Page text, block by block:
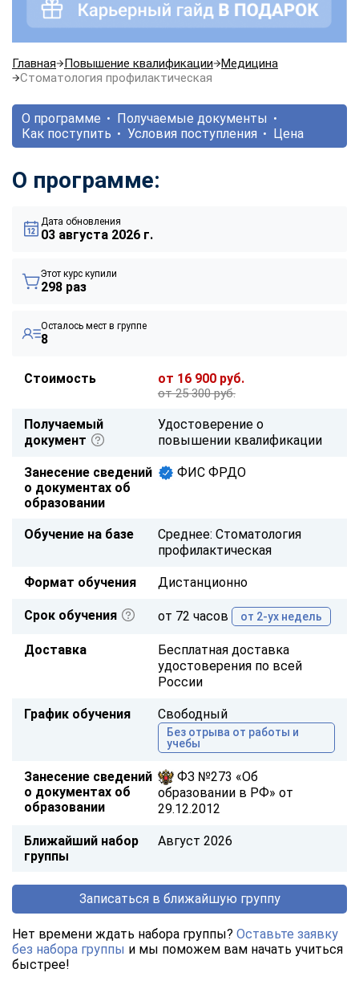
Главная Повышение квалификации
Медицина
Стоматология профилактическая
О программе
Получаемые документы
Как поступить
Условия поступления Цена
О программе:
Дата обновления
03 августа 2026 г.
Этот курс купили
298 раз
Осталось мест в группе
8
Стоимость от 16 900 руб.
от 25 300 руб.
Получаемый
документ
Удостоверение о
повышении квалификации
Занесение сведений
о документах об
образовании
ФИС ФРДО
Обучение на базе
Среднее: Стоматология
профилактическая
Формат обучения Дистанционно
Срок обучения от 72 часов от 2-ух недель
Доставка
Бесплатная доставка
удостоверения по всей
России
График обучения Свободный
Без отрыва от работы и
учебы
Занесение сведений
о документах об
образовании
ФЗ №273 «Об
образовании в РФ» от
29.12.2012
Ближайший набор
группы
Август 2026
Записаться в ближайшую группу
Нет времени ждать набора группы? Оставьте заявку
без набора группы и мы поможем вам начать учиться
быстрее!